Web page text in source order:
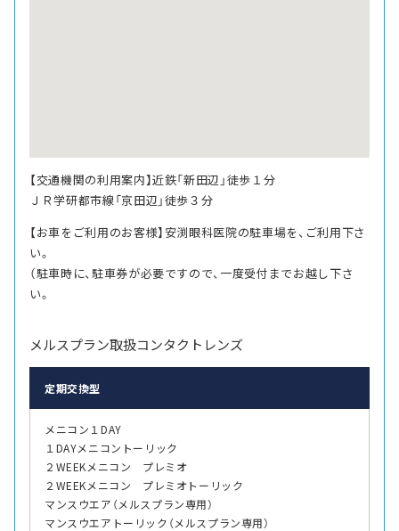
【交通機関の利用案内】近鉄「新田辺」徒歩１分
ＪＲ学研都市線「京田辺」徒歩３分
【お車をご利用のお客様】安渕眼科医院の駐車場を、ご利用下さ
い。
（駐車時に、駐車券が必要ですので、一度受付までお越し下さ
い。
メルスプラン取扱コンタクトレンズ
定期交換型
メニコン１DAY
１DAYメニコントーリック
２WEEKメニコン プレミオ
２WEEKメニコン プレミオトーリック
マンスウエア（メルスプラン専用）
マンスウエアトーリック（メルスプラン専用）